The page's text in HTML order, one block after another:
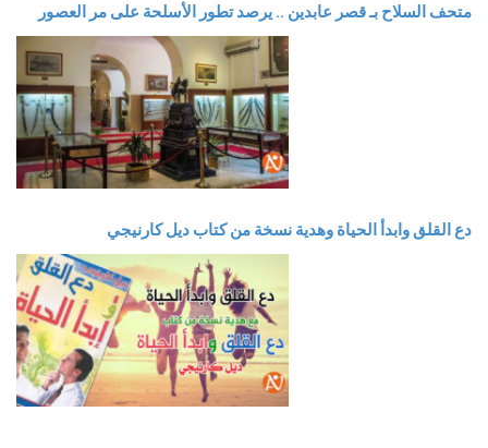
متحف السلاح بـ قصر عابدين .. يرصد تطور الأسلحة على مر العصور
دع القلق وابدأ الحياة وهدية نسخة من كتاب ديل كارنيجي